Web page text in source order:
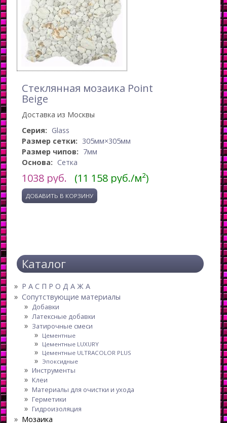
Стеклянная мозаика Point
Beige
Доставка из Москвы
Серия: Glass
Размер сетки: 305мм×305мм
Размер чипов: 7мм
Основа: Сетка
1038 руб. (11 158 руб./м²)
Каталог
Р А С П Р О Д А Ж А
Сопутствующие материалы
Добавки
Латексные добавки
Затирочные смеси
Цементные
Цементные LUXURY
Цементные ULTRACOLOR PLUS
Эпоксидные
Инструменты
Клеи
Материалы для очистки и ухода
Герметики
Гидроизоляция
Мозаика